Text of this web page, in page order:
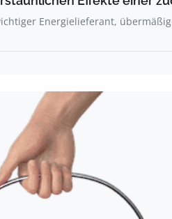
Energielieferant,